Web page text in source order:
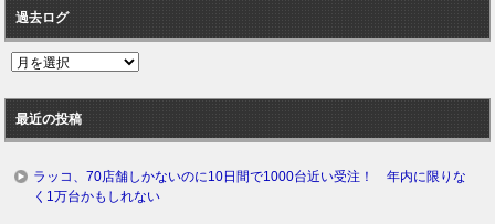
過去ログ
過
ロ
グ
最近の投稿
ラッコ、70店舗しかないのに10日間で1000台近い受注！ 年内に限りな
く1万台かもしれない